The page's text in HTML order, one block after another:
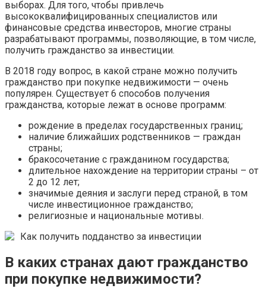
выборах. Для того, чтобы привлечь
высококвалифицированных специалистов или
финансовые средства инвесторов, многие страны
разрабатывают программы, позволяющие, в том числе,
получить гражданство за инвестиции.
В 2018 году вопрос, в какой стране можно получить
гражданство при покупке недвижимости — очень
популярен. Существует 6 способов получения
гражданства, которые лежат в основе программ:
рождение в пределах государственных границ;
наличие ближайших родственников — граждан
страны;
бракосочетание с гражданином государства;
длительное нахождение на территории страны – от
2 до 12 лет;
значимые деяния и заслуги перед страной, в том
числе инвестиционное гражданство;
религиозные и национальные мотивы.
Как получить подданство за инвестиции
В каких странах дают гражданство
при покупке недвижимости?